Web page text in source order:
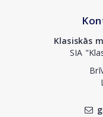
Klasiskās
SIA